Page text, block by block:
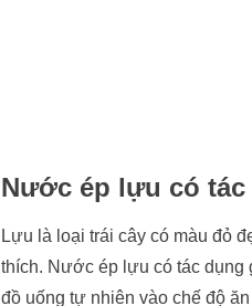
Nước ép lựu có
Lựu là loại trái cây có màu đỏ
thích. Nước ép lựu có tác dụng
đồ uống tự nhiên vào chế độ